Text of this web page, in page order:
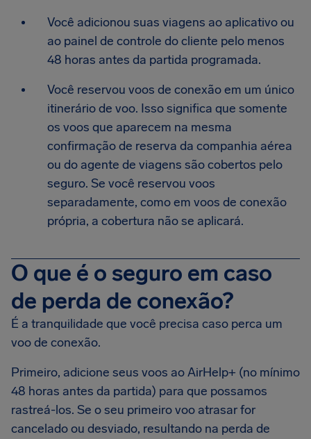
Você adicionou suas viagens ao aplicativo ou
ao painel de controle do cliente pelo menos
48 horas antes da partida programada.
Você reservou voos de conexão em um único
itinerário de voo. Isso significa que somente
os voos que aparecem na mesma
confirmação de reserva da companhia aérea
ou do agente de viagens são cobertos pelo
seguro. Se você reservou voos
separadamente, como em voos de conexão
própria, a cobertura não se aplicará.
O que é o seguro em caso
de perda de conexão?
É a tranquilidade que você precisa caso perca um
voo de conexão.
Primeiro, adicione seus voos ao AirHelp+ (no mínimo
48 horas antes da partida) para que possamos
rastreá-los. Se o seu primeiro voo atrasar for
cancelado ou desviado, resultando na perda de